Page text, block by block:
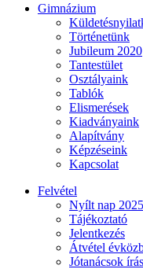
Gimnázium
Történetünk
Jubileum 2020
Tantestület
Osztályaink
Tablók
Elismerések
Kiadványaink
Alapítvány
Képzéseink
Kapcsolat
Felvétel
Nyílt nap 2025
Tájékoztató
Jelentkezés
Átvétel
Jótanácsok